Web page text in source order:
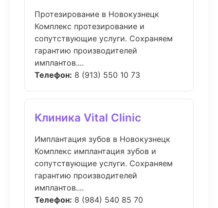
Протезирование в Новокузнецк
Комплекс протезирование и
сопутствующие услуги. Сохраняем
гарантию производителей
имплантов....
Телефон: 8 (913) 550 10 73
Клиника Vital Clinic
Имплантация зубов в Новокузнецк
Комплекс имплантация зубов и
сопутствующие услуги. Сохраняем
гарантию производителей
имплантов....
Телефон: 8 (984) 540 85 70